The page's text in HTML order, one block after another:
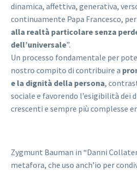
dinamica, affettiva, generativa,
continuamente Papa Francesco, per
alla realtà particolare senza
dell’universale”.
Un processo fondamentale per
nostro compito di contribuire a
e la dignità della persona,
sociale e favorendo l’esigibilità
crescenti e sempre più complesse
Zygmunt Bauman in “Danni
metafora, che uso anch’io per